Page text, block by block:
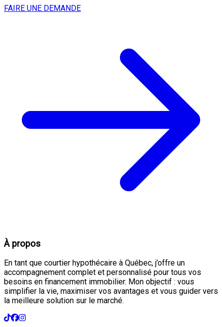
FAIRE UNE DEMANDE
À propos
En tant que courtier hypothécaire à Québec, j’offre un
accompagnement complet et personnalisé pour tous vos
besoins en financement immobilier. Mon objectif : vous
simplifier la vie, maximiser vos avantages et vous guider vers
la meilleure solution sur le marché.